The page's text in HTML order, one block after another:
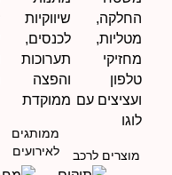
מוצרים לרכב
ממותגים
לאירועים